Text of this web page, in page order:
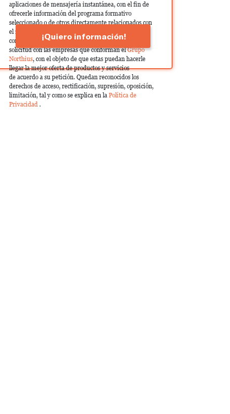
aplicaciones de mensajería instantánea, con el fin de
ofrecerle información del programa formativo
seleccionado o de otros directamente relacionados con
el interés manifestado y, en su caso, para tramitar la
contratación correspondiente. Compartiremos su
solicitud con las empresas que conforman elGrupo
Northius, con el objeto de que estas puedan hacerle
llegar la mejor oferta de productos y servicios
de acuerdo a su petición. Quedan reconocidos los
derechos de acceso, rectificación, supresión, oposición,
limitación, tal y como se explica en la Política de
Privacidad .
¡Quiero información!